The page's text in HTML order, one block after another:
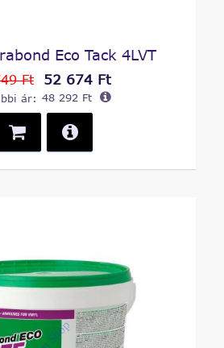
Eco Tack 4LVT
Ft 52 674 Ft
ár: 48 292 Ft